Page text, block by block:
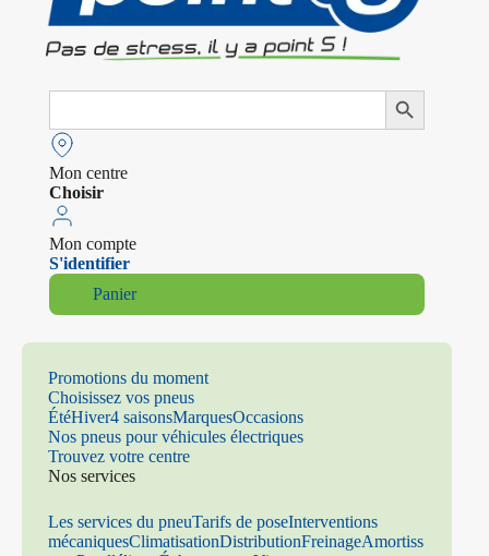
Search
Search Button
Mon centre
Choisir
Mon compte
S'identifier
Panier
Promotions du moment
Choisissez vos pneus
ÉtéHiver4 saisonsMarquesOccasions
Nos pneus pour véhicules électriques
Trouvez votre centre
Nos services
Les services du pneuTarifs de poseInterventions
mécaniquesClimatisationDistributionFreinageAmortiss